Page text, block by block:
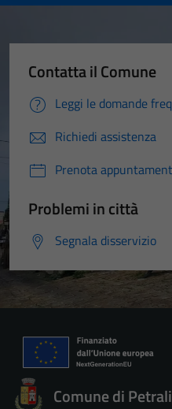
Contatta il Comune
Leggi le domande
Richiedi assistenza
Prenota
Problemi in città
Segnala disservizio
Comune di